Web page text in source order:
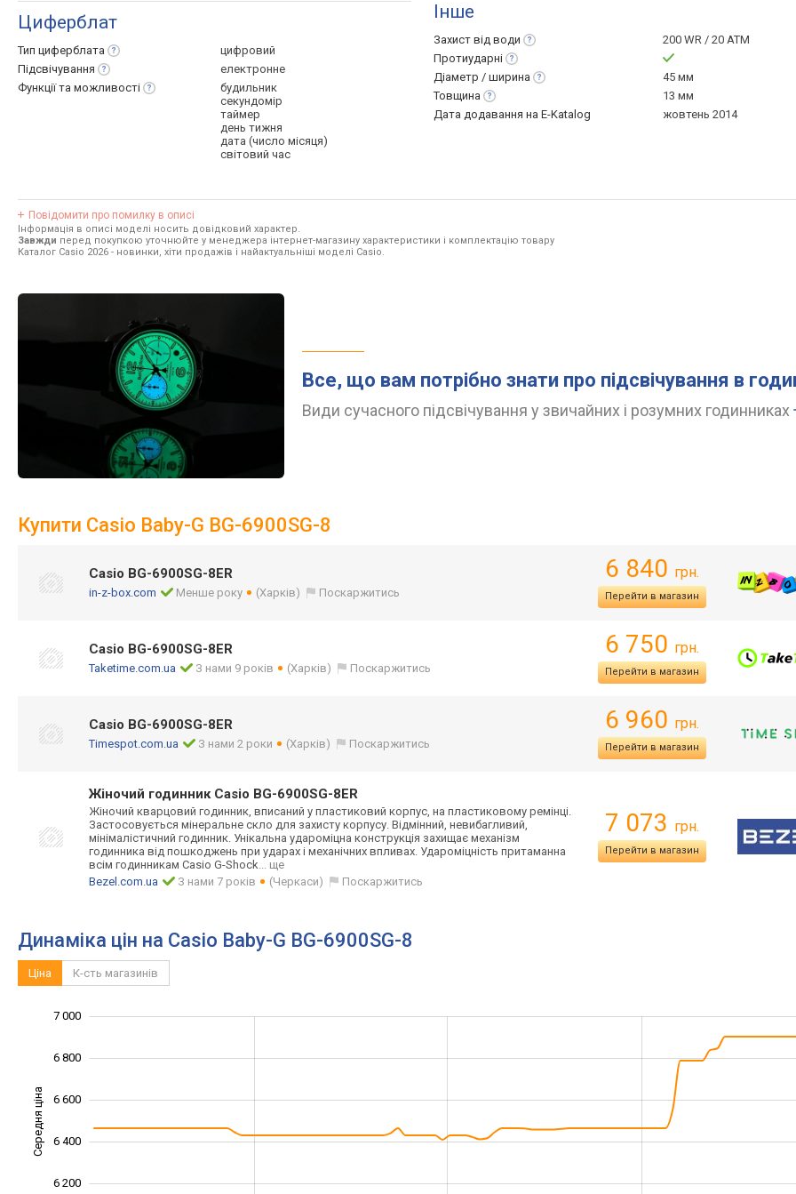
Циферблат
Тип циферблата
цифровий
Підсвічування
електронне
Функції та можливості
будильник
секундомір
таймер
день тижня
дата (число місяця)
світовий час
Інше
Захист від води
200 WR / 20 ATM
Протиударні
Діаметр / ширина
45 мм
Товщина
13 мм
Дата додавання на E-Katalog
жовтень 2014
Повідомити про помилку в описі
Інформація в описі моделі носить довідковий характер.
Завжди перед покупкою уточнюйте у менеджера інтернет-магазину характеристики і комплектацію товару
Каталог Casio 2026 - новинки, хіти продажів і найактуальніші моделі Casio.
Все, що вам потрібно знати про підсвічування в
Види сучасного підсвічування у звичайних і розумних годинниках
Купити Casio Baby-G BG-6900SG-8
Casio BG-6900SG-8ER
in-z-box.com Менше року (Харків) Поскаржитись
6 840 грн.
Перейти в магазин
Casio BG-6900SG-8ER
Taketime.com.ua З нами 9 років (Харків) Поскаржитись
6 750 грн.
Перейти в магазин
Casio BG-6900SG-8ER
Timespot.com.ua З нами 2 роки (Харків) Поскаржитись
6 960 грн.
Перейти в магазин
Жіночий годинник Casio BG-6900SG-8ER
Жіночий кварцовий годинник, вписаний у пластиковий корпус, на пластиковому ремінці.
Застосовується мінеральне скло для захисту корпусу. Відмінний, невибагливий,
мінімалістичний годинник. Унікальна удароміцна конструкція захищає механізм
годинника від пошкоджень при ударах і механічних впливах. Удароміцність притаманна
всім годинникам Casio G-Shock... ще
Bezel.com.ua
З нами 7 років (Черкаси) Поскаржитись
7 073 грн.
Перейти в магазин
Динаміка цін на Casio Baby-G BG-6900SG-8
Ціна К-сть магазинів
Середня ціна
6 200
6 400
6 600
6 800
7 000